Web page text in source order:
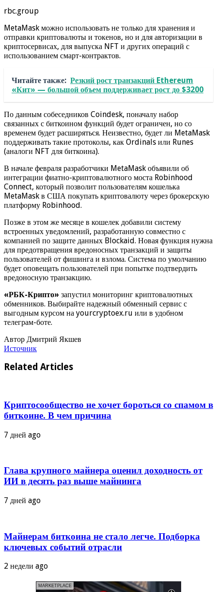
rbc.group
MetaMask можно использовать не только для хранения и
отправки криптовалюты и токенов, но и для авторизации в
криптосервисах, для выпуска NFT и других операций с
использованием смарт-контрактов.
Читайте также: Резкий рост транзакций Ethereum
«Кит» — большой объем поддерживает рост до $3200
По данным собеседников Coindesk, поначалу набор
связанных с биткоином функций будет ограничен, но со
временем будет расширяться. Неизвестно, будет ли MetaMask
поддерживать такие протоколы, как Ordinals или Runes
(аналоги NFT для биткоина).
В начале февраля разработчики MetaMask объявили об
интеграции фиатно-криптовалютного моста Robinhood
Connect, который позволит пользователям кошелька
MetaMask в США покупать криптовалюту через брокерскую
платформу Robinhood.
Позже в этом же месяце в кошелек добавили систему
встроенных уведомлений, разработанную совместно с
компанией по защите данных Blockaid. Новая функция нужна
для предотвращения вредоносных транзакций и защиты
пользователей от фишинга и взлома. Система по умолчанию
будет оповещать пользователей при попытке подтвердить
вредоносную транзакцию.
«РБК-Крипто» запустил мониторинг криптовалютных
обменников. Выбирайте надежный обменный сервис с
выгодным курсом на yourcryptoex.ru или в удобном
телеграм-боте.
Автор Дмитрий Якшев
Источник
Related Articles
Криптосообщество не хочет бороться со спамом в
биткоине. В чем причина
7 дней ago
Глава крупного майнера оценил доходность от
ИИ в десять раз выше майнинга
7 дней ago
Майнерам биткоина не стало легче. Подборка
ключевых событий отрасли
2 недели ago
MARKETPLACE